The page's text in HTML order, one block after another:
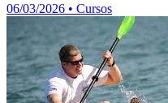
06/03/2026 • Cursos